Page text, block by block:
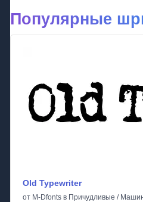
Популярные
Old Typewriter
от M-Dfonts в Причудливые /